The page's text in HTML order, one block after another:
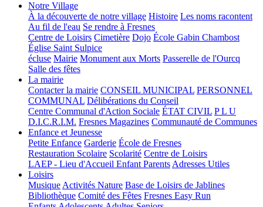
Notre Village
À la découverte de notre village Histoire Les noms racontent
Au fil de l'eau Se rendre à Fresnes
Centre de Loisirs Cimetière Dojo École Gabin Chambost
Église Saint Sulpice
écluse Mairie Monument aux Morts Passerelle de l'Ourcq
Salle des fêtes
La mairie
Contacter la mairie CONSEIL MUNICIPAL PERSONNEL
COMMUNAL Délibérations du Conseil
Centre Communal d'Action Sociale ÉTAT CIVIL P L U
D.I.C.R.I.M. Fresnes Magazines Communauté de Communes
Enfance et Jeunesse
Petite Enfance Garderie École de Fresnes
Restauration Scolaire Scolarité Centre de Loisirs
LAEP - Lieu d'Accueil Enfant Parents Adresses Utiles
Loisirs
Musique Activités Nature Base de Loisirs de Jablines
Bibliothèque Comité des Fêtes Fresnes Easy Run